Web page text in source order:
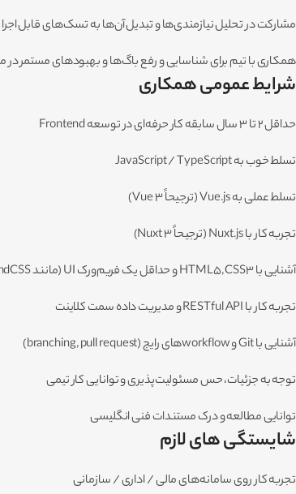
مشارکت در تحلیل نیازمندی‌ها و تبدیل آن‌ها به تسک‌های قابل اجرا
همکاری با تیم برای شناسایی و رفع باگ‌ها و بهبودهای مستمر
شرایط عمومی همکاری
حداقل ۲ تا ۳ سال سابقه کار حرفه‌ای در توسعه Frontend
تسلط خوب به JavaScript / TypeScript
تسلط عملی به Vue.js (ترجیحاً Vue 3)
تجربه کار با Nuxt.js (ترجیحاً Nuxt 3)
آشنایی با HTML5, CSS3 و حداقل یک فریم‌ورک UI (مانند TailwindCSS یا مشابه)
تجربه کار با RESTful API و مدیریت داده سمت کلاینت
آشنایی با Git و workflowهای رایج (branching, pull request)
توجه به جزئیات، حس مسئولیت‌پذیری و توانایی کار تیمی
توانایی مطالعه و درک مستندات فنی انگلیسی
شایستگی های لازم
تجربه کار روی سامانه‌های مالی / اداری / سازمانی